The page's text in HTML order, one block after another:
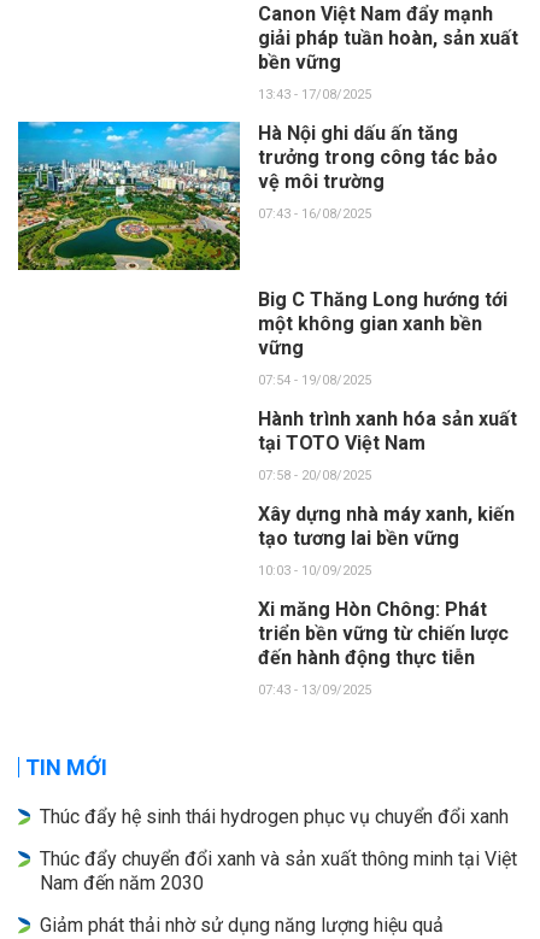
Canon Việt Nam đẩy mạnh
giải pháp tuần hoàn, sản xuất
bền vững
13:43 - 17/08/2025
Hà Nội ghi dấu ấn tăng
trưởng trong công tác bảo
vệ môi trường
07:43 - 16/08/2025
Big C Thăng Long hướng tới
một không gian xanh bền
vững
07:54 - 19/08/2025
Hành trình xanh hóa sản xuất
tại TOTO Việt Nam
07:58 - 20/08/2025
Xây dựng nhà máy xanh, kiến
tạo tương lai bền vững
10:03 - 10/09/2025
Xi măng Hòn Chông: Phát
triển bền vững từ chiến lược
đến hành động thực tiễn
07:43 - 13/09/2025
TIN MỚI
Thúc đẩy hệ sinh thái hydrogen phục vụ chuyển đổi xanh
Thúc đẩy chuyển đổi xanh và sản xuất thông minh tại Việt
Nam đến năm 2030
Giảm phát thải nhờ sử dụng năng lượng hiệu quả